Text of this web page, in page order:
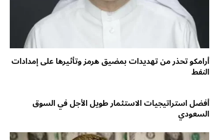
أرامكو تحذر من تهديدات بمضيق هرمز وتأثيرها على إمدادات
النفط
أفضل استراتيجيات الاستثمار طويل الأجل في السوق
السعودي